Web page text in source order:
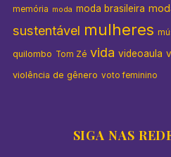
memória moda moda brasileira
sustentável mulheres
quilombo Tom Zé vida videoaula
violência de gênero voto feminino
SIGA NAS